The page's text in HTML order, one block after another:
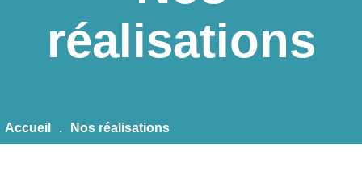
réalisations
Accueil . Nos réalisations